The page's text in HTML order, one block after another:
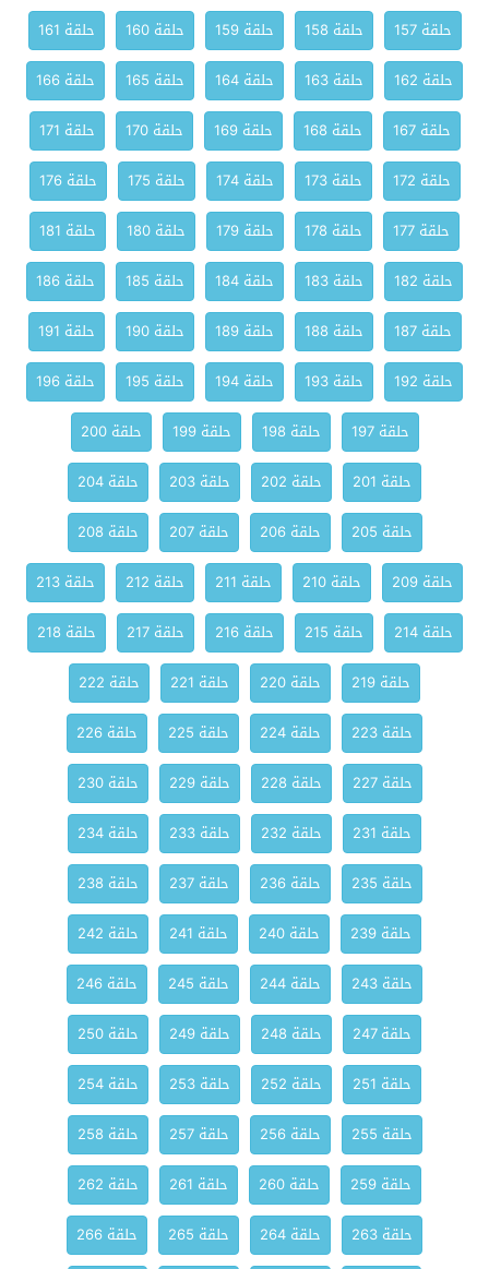
حلقة 157 حلقة 158 حلقة 159 حلقة 160
حلقة 161
حلقة 162
حلقة 163 حلقة 164 حلقة 165
حلقة 166
حلقة 167
حلقة 168 حلقة 169 حلقة 170
حلقة 171
حلقة 172
حلقة 173 حلقة 174 حلقة 175
حلقة 176
حلقة 177
حلقة 178 حلقة 179 حلقة 180
حلقة 181
حلقة 182
حلقة 183 حلقة 184 حلقة 185
حلقة 186
حلقة 187
حلقة 188 حلقة 189 حلقة 190
حلقة 191
حلقة 192
حلقة 193 حلقة 194 حلقة 195
حلقة 196
حلقة 197
حلقة 198 حلقة 199
حلقة 200
حلقة 201
حلقة 202 حلقة 203
حلقة 204
حلقة 205
حلقة 206 حلقة 207
حلقة 208
حلقة 209
حلقة 210 حلقة 211 حلقة 212
حلقة 213
حلقة 214
حلقة 215 حلقة 216 حلقة 217
حلقة 218
حلقة 219
حلقة 220 حلقة 221
حلقة 222
حلقة 223
حلقة 224 حلقة 225
حلقة 226
حلقة 227
حلقة 228 حلقة 229
حلقة 230
حلقة 231
حلقة 232 حلقة 233
حلقة 234
حلقة 235
حلقة 236 حلقة 237
حلقة 238
حلقة 239
حلقة 240 حلقة 241
حلقة 242
حلقة 243
حلقة 244 حلقة 245
حلقة 246
حلقة 247
حلقة 248 حلقة 249
حلقة 250
حلقة 251
حلقة 252 حلقة 253
حلقة 254
حلقة 255
حلقة 256 حلقة 257
حلقة 258
حلقة 259
حلقة 260 حلقة 261
حلقة 262
حلقة 263
حلقة 264 حلقة 265
حلقة 266